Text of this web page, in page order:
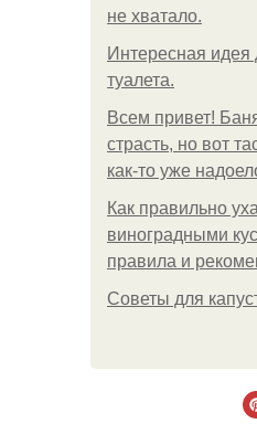
не хватало.
Интересная идея
туалета.
Всем привет!
страсть, но вот
как-то уже
Как правильно
виноградными
правила и
Советы для